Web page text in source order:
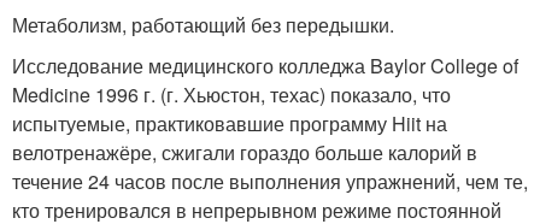
Метаболизм, работающий без передышки.
Исследование медицинского колледжа Baylor College of
Medicine 1996 г. (г. Хьюстон, техас) показало, что
испытуемые, практиковавшие программу Hiit на
велотренажёре, сжигали гораздо больше калорий в
течение 24 часов после выполнения упражнений, чем те,
кто тренировался в непрерывном режиме постоянной